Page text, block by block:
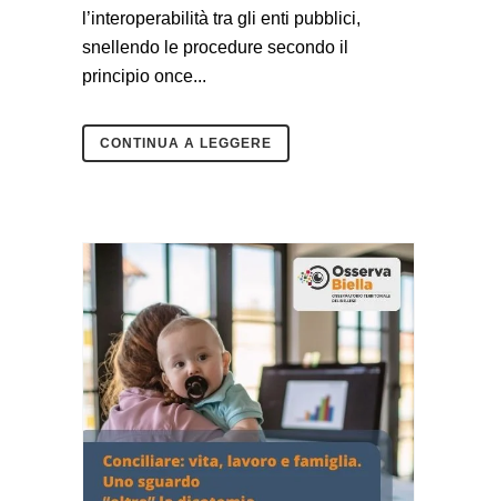
l’interoperabilità tra gli enti pubblici,
snellendo le procedure secondo il
principio once...
CONTINUA A LEGGERE